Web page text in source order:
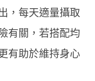
，每天適量攝取
有關，若搭配均
有助於維持身心